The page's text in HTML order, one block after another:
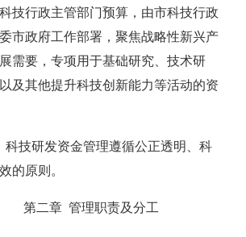
技行政主管部门预算，由市科技行政
市政府工作部署，聚焦战略性新兴产
需要，专项用于基础研究、技术研
及其他提升科技创新能力等活动的资
研发资金管理遵循公正透明、科
的原则。
第二章 管理职责及分工